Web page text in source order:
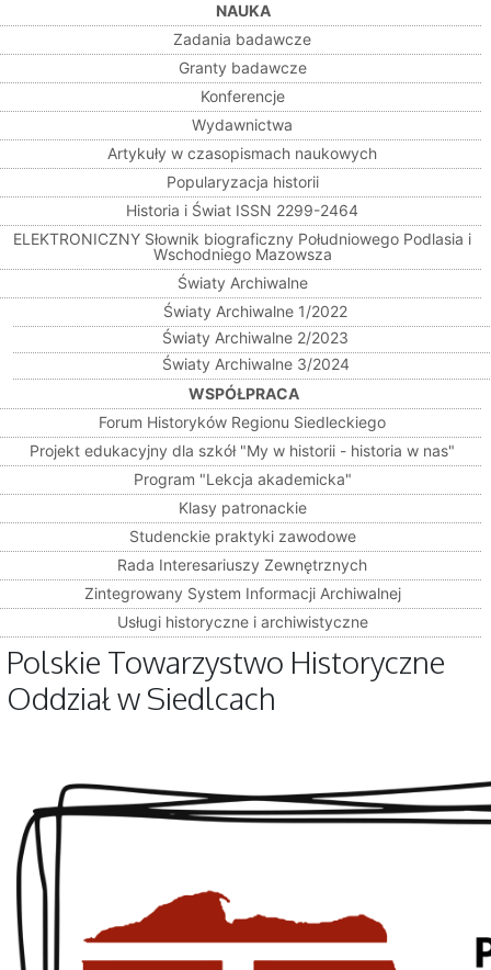
NAUKA
Zadania badawcze
Granty badawcze
Konferencje
Wydawnictwa
Artykuły w czasopismach naukowych
Popularyzacja historii
Historia i Świat ISSN 2299-2464
ELEKTRONICZNY Słownik biograficzny Południowego Podlasia i
Wschodniego Mazowsza
Światy Archiwalne
Światy Archiwalne 1/2022
Światy Archiwalne 2/2023
Światy Archiwalne 3/2024
WSPÓŁPRACA
Forum Historyków Regionu Siedleckiego
Projekt edukacyjny dla szkół "My w historii - historia w nas"
Program "Lekcja akademicka"
Klasy patronackie
Studenckie praktyki zawodowe
Rada Interesariuszy Zewnętrznych
Zintegrowany System Informacji Archiwalnej
Usługi historyczne i archiwistyczne
Polskie Towarzystwo Historyczne
Oddział w Siedlcach